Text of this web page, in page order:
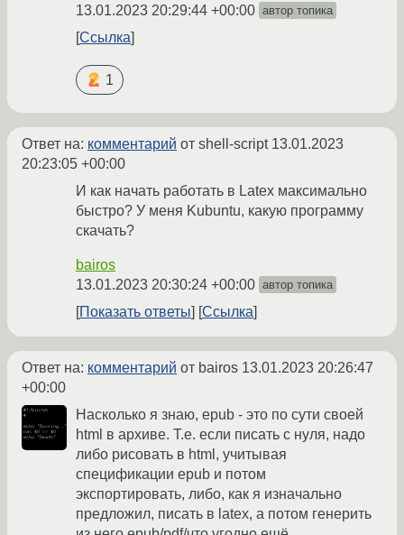
13.01.2023 20:29:44 +00:00 автор топика
Ссылка
1
Ответ на: комментарий от shell-script 13.01.2023
20:23:05 +00:00
И как начать работать в Latex максимально
быстро? У меня Kubuntu, какую программу
скачать?
bairos
13.01.2023 20:30:24 +00:00 автор топика
Показать ответы Ссылка
Ответ на: комментарий от bairos 13.01.2023 20:26:47
+00:00
Насколько я знаю, epub - это по сути своей
html в архиве. Т.е. если писать с нуля, надо
либо рисовать в html, учитывая
спецификации epub и потом
экспортировать, либо, как я изначально
предложил, писать в latex, а потом генерить